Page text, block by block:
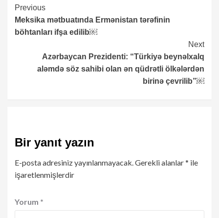
Continue
Reading
Previous
Meksika mətbuatında Ermənistan tərəfinin
böhtanları ifşa edilib￼
Next
Azərbaycan Prezidenti: “Türkiyə beynəlxalq
aləmdə söz sahibi olan ən qüdrətli ölkələrdən
birinə çevrilib”￼
Bir yanıt yazın
E-posta adresiniz yayınlanmayacak. Gerekli alanlar* ile
işaretlenmişlerdir
Yorum *